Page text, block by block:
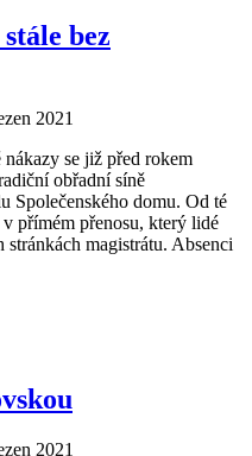
bez
2021
se již před rokem
obřadní síně
Společenského domu. Od té
přímém přenosu, který lidé
magistrátu. Absenci
2021